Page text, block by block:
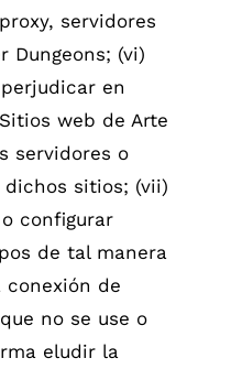
servidores
Dungeons; (vi)
en
web de Arte
servidores o
sitios; (vii)
configurar
de tal manera
conexión de
no se use o
eludir la